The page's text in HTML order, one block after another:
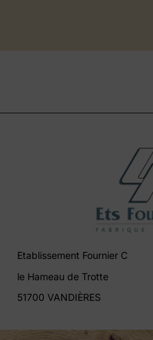
Etablissement Fournier C
le Hameau de Trotte
51700 VANDIÈRES